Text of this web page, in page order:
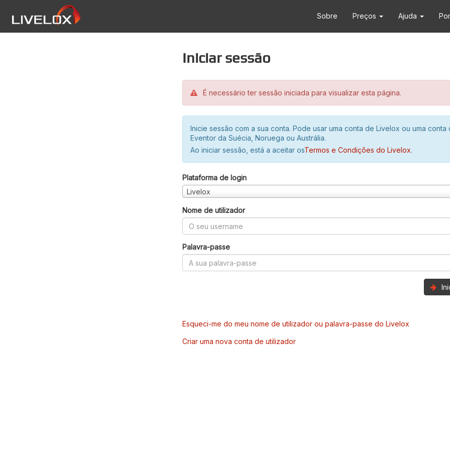
Sobre Preços Ajuda
Iniciar sessão
É necessário ter sessão iniciada para visualizar esta página.
Inicie sessão com a sua conta. Pode usar uma conta de Livelox ou uma conta
Eventor da Suécia, Noruega ou Austrália.
Ao iniciar sessão, está a aceitar osTermos e Condições do Livelox.
Plataforma de login
Livelox
Nome de utilizador
Palavra-passe
Esqueci-me do meu nome de utilizador ou palavra-passe do Livelox
Criar uma nova conta de utilizador